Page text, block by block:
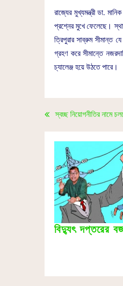
রাজ্যের মুখ্যমন্ত্রী ডা.
প্রশ্নের মুখে ফেলেছে।
ত্রিপুরার সাব্রুম সীমান্ত
গ্রহণ করে সীমান্তে
চ্যালেঞ্জ হয়ে উঠতে পারে।
স্বচ্ছ নিয়োগনীতির নামে
বিদ্যুৎ দপ্তরের